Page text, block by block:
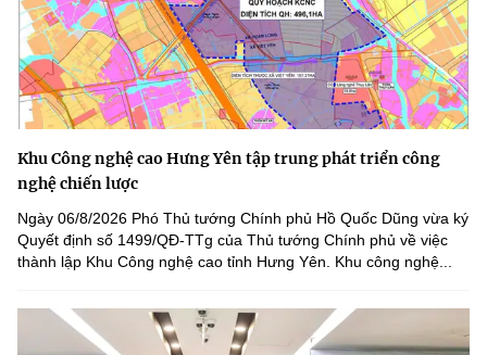
Khu Công nghệ cao Hưng Yên tập trung phát triển công
nghệ chiến lược
Ngày 06/8/2026 Phó Thủ tướng Chính phủ Hồ Quốc Dũng vừa ký
Quyết định số 1499/QĐ-TTg của Thủ tướng Chính phủ về việc
thành lập Khu Công nghệ cao tỉnh Hưng Yên. Khu công nghệ...